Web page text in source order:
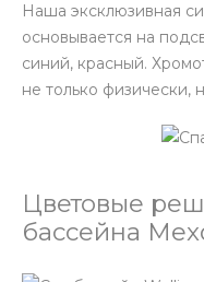
Наша эксклюзивная
основывается на
синий, красный.
не только физически,
Цветовые
бассейна